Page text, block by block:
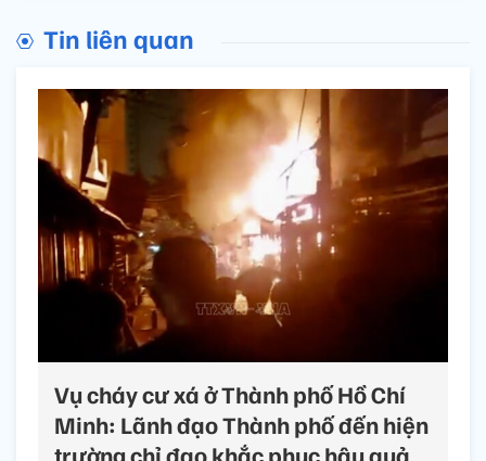
Tin liên quan
Vụ cháy cư xá ở Thành phố Hồ Chí
Minh: Lãnh đạo Thành phố đến hiện
trường chỉ đạo khắc phục hậu quả